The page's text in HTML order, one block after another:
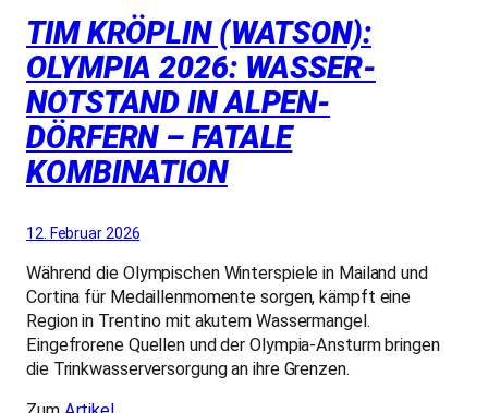
TIM KRÖPLIN (WATSON):
OLYMPIA 2026: WASSER-
NOTSTAND IN ALPEN-
DÖRFERN – FATALE
KOMBINATION
12. Februar 2026
Während die Olympischen Winterspiele in Mailand und
Cortina für Medaillenmomente sorgen, kämpft eine
Region in Trentino mit akutem Wassermangel.
Eingefrorene Quellen und der Olympia-Ansturm bringen
die Trinkwasserversorgung an ihre Grenzen.